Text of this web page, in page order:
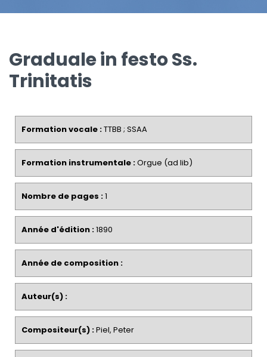
Graduale in festo Ss.
Trinitatis
Formation vocale :TTBB ; SSAA
Formation instrumentale :Orgue (ad lib)
Nombre de pages :1
Année d'édition :1890
Année de composition :
Auteur(s) :
Compositeur(s) :Piel, Peter